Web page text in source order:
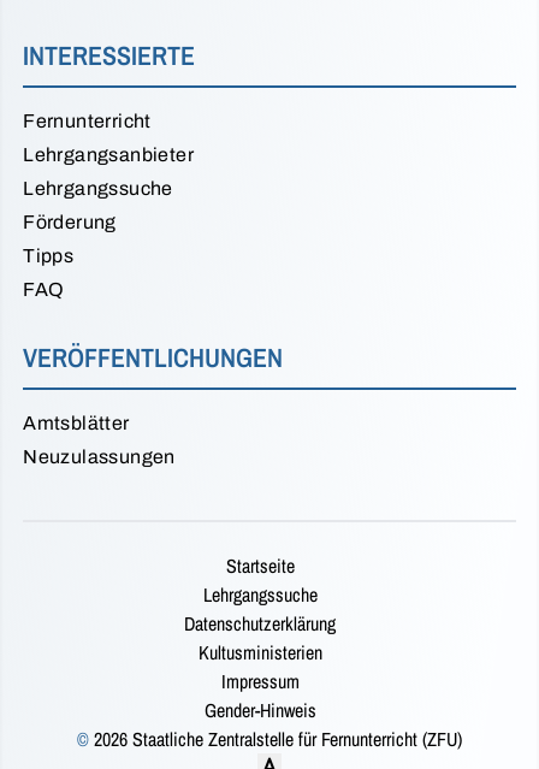
INTERESSIERTE
Fernunterricht
Lehrgangsanbieter
Lehrgangssuche
Förderung
Tipps
FAQ
VERÖFFENTLICHUNGEN
Amtsblätter
Neuzulassungen
Startseite
Lehrgangssuche
Datenschutzerklärung
Kultusministerien
Impressum
Gender-Hinweis
©2026 Staatliche Zentralstelle für Fernunterricht (ZFU)